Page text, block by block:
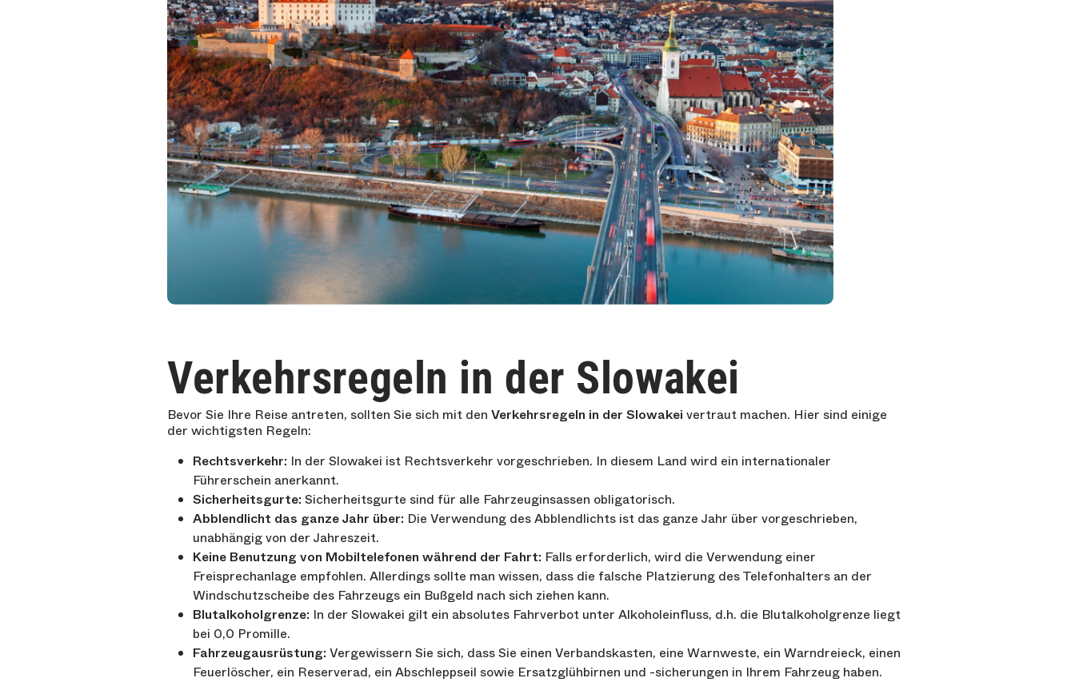
Verkehrsregeln in der Slowakei
Bevor Sie Ihre Reise antreten, sollten Sie sich mit den Verkehrsregeln in der Slowakei vertraut machen. Hier sind einige
der wichtigsten Regeln:
Rechtsverkehr: In der Slowakei ist Rechtsverkehr vorgeschrieben. In diesem Land wird ein internationaler
Führerschein anerkannt.
Sicherheitsgurte: Sicherheitsgurte sind für alle Fahrzeuginsassen obligatorisch.
Abblendlicht das ganze Jahr über: Die Verwendung des Abblendlichts ist das ganze Jahr über vorgeschrieben,
unabhängig von der Jahreszeit.
Keine Benutzung von Mobiltelefonen während der Fahrt: Falls erforderlich, wird die Verwendung einer
Freisprechanlage empfohlen. Allerdings sollte man wissen, dass die falsche Platzierung des Telefonhalters an der
Windschutzscheibe des Fahrzeugs ein Bußgeld nach sich ziehen kann.
Blutalkoholgrenze: In der Slowakei gilt ein absolutes Fahrverbot unter Alkoholeinfluss, d.h. die Blutalkoholgrenze liegt
bei 0,0 Promille.
Fahrzeugausrüstung: Vergewissern Sie sich, dass Sie einen Verbandskasten, eine Warnweste, ein Warndreieck, einen
Feuerlöscher, ein Reserverad, ein Abschleppseil sowie Ersatzglühbirnen und -sicherungen in Ihrem Fahrzeug haben.